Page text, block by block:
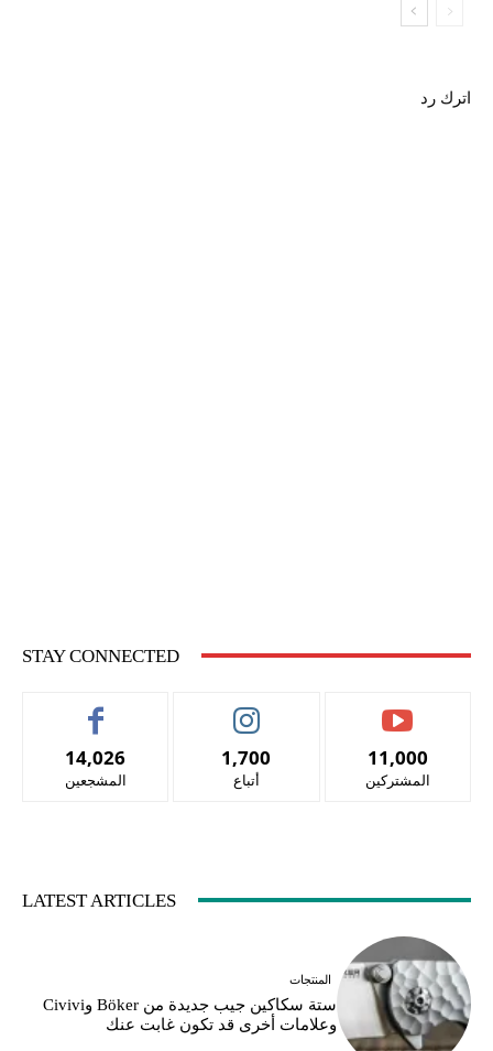
اترك رد
STAY CONNECTED
14,026
المشجعين
1,700
أتباع
11,000
المشتركين
LATEST ARTICLES
المنتجات
ستة سكاكين جيب جديدة من Böker وCivivi
وعلامات أخرى قد تكون غابت عنك